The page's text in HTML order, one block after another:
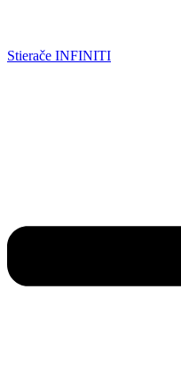
Stierače INFINITI